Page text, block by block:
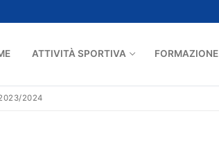
ATTIVITÀ SPORTIVA FORMAZIONE
2024